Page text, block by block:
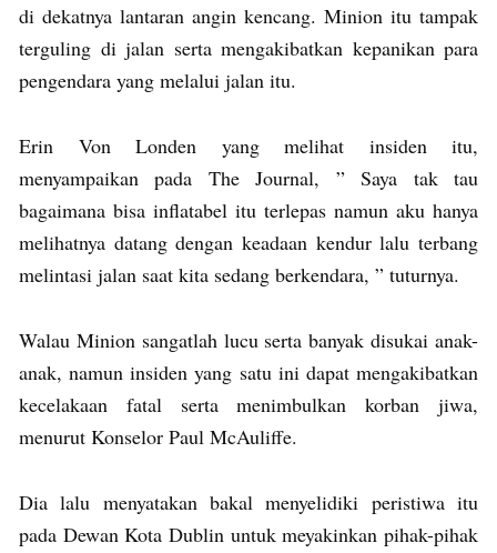
di dekatnya lantaran angin kencang. Minion itu tampak
terguling di jalan serta mengakibatkan kepanikan para
pengendara yang melalui jalan itu.
Erin Von Londen yang melihat insiden itu,
menyampaikan pada The Journal, ” Saya tak tau
bagaimana bisa inflatabel itu terlepas namun aku hanya
melihatnya datang dengan keadaan kendur lalu terbang
melintasi jalan saat kita sedang berkendara, ” tuturnya.
Walau Minion sangatlah lucu serta banyak disukai anak-
anak, namun insiden yang satu ini dapat mengakibatkan
kecelakaan fatal serta menimbulkan korban jiwa,
menurut Konselor Paul McAuliffe.
Dia lalu menyatakan bakal menyelidiki peristiwa itu
pada Dewan Kota Dublin untuk meyakinkan pihak-pihak